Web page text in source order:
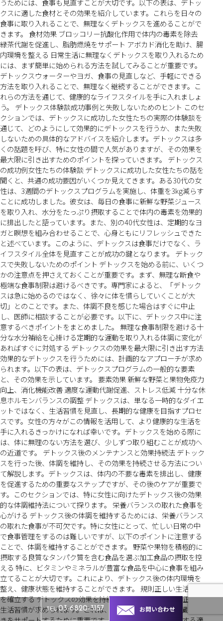
TEL03-6820-3157 お問い合わせ
うためには、食事も見直すことが大切です。以下の表は、デトッ
クスに適した食材とその効果を紹介しています。これらを日々の
食事に取り入れることで、無理なくデトックスを進めることがで
きます。 食材効果 ブロッコリー抗酸化作用で体内の毒素を除去
緑茶代謝を促進し、脂肪燃焼をサポート アボカド消化を助け、腸
内環境を整える 日常生活に無理なくデトックスを取り入れるため
には、まず簡単に始められる方法を試してみることが重要です。
デトックスウォーターやヨガ、食事の見直しなど、手軽にできる
方法を取り入れることで、無理なく継続することができます。こ
れらの方法を通じて、健康的なライフスタイルを手に入れましょ
う。 デトックス体験談成功事例と失敗しないためのヒント このセ
クションでは、デトックスに成功した女性たちの実際の体験談を
通じて、どのようにして効果的にデトックスを行うか、また失敗
しないための具体的なアドバイスを紹介します。デトックスは多
くの話題を呼び、特に女性の間で人気がありますが、その効果を
最大限に引き出すためのポイントを探っていきます。 デトックス
の成功例女性たちの体験談 デトックスに成功した女性たちの話を
聞くと、共通の成功要因がいくつか見えてきます。ある30代の女
性は、3週間のデトックスプログラムを実施し、体重を3kg減らす
ことに成功しました。彼女は、毎日の食事に新鮮な野菜ジュース
を取り入れ、水分をたっぷり摂取することで体内の毒素を効果的
に排出したと語っています。また、別の40代女性は、定期的なヨ
ガと瞑想を組み合わせることで、心身ともにリフレッシュできた
と述べています。このように、デトックスは食事だけでなく、ラ
イフスタイル全体を見直すことが成功の鍵となります。 デトック
スで失敗しないためのポイント デトックスを始める前に、いくつ
かの注意点を押さえておくことが重要です。まず、無理な断食や
極端な食事制限は避けるべきです。専門家によると、「デトック
スは急に始めるのではなく、徐々に体を慣らしていくことが大
切」とのことです。また、体調不良を感じた場合はすぐに中止
し、医師に相談することが必要です。以下に、デトックス中に注
意するべきポイントをまとめました。 無理な食事制限を避ける十
分な水分補給を心掛ける定期的な運動を取り入れる体調に変化が
あればすぐに対処する デトックスの効果を最大限に引き出す方法
効果的なデトックスを行うためには、計画的なアプローチが求め
られます。以下の表は、デトックスプログラムの一般的な要素
と、その効果を示しています。 要素効果 新鮮な野菜と果物免疫力
向上、消化機能改善 適度な運動代謝促進、ストレス低減 十分な休
息ホルモンバランスの調整 デトックスは、単なる一時的なダイエ
ットではなく、生活習慣を見直し、長期的な健康を目指すプロセ
スです。女性の方々がこの情報を活用して、より健康的な生活を
手に入れるきっかけになれば幸いです。デトックスを始める際に
は、体に無理のない方法を選び、少しずつ取り組むことが成功へ
の近道です。 デトックス後のメンテナンスと効果持続法 デトック
スを行った後、体調を維持し、その効果を持続させる方法につい
て解説します。デトックスは、体内の不要な毒素を排出し、健康
を促進するための重要なステップですが、その後のケアが重要で
す。このセクションでは、特に女性に向けたデトックス後の効果
的な体調維持法について探ります。 栄養バランスの取れた食事を
心がける デトックス後の体調を維持するためには、栄養バランス
の取れた食事が不可欠です。特に女性にとって、忙しい日常の中
で食事管理をするのは難しいですが、以下のポイントに注意する
ことで、体調を維持することができます。 野菜や果物を積極的に
摂取する良質なタンパク質を含む食品を選ぶ加工食品の摂取を控
える 特に、ビタミンやミネラルが豊富な食品を中心に食事を組み
立てることが大切です。これにより、デトックス後の体内環境を
整え、健康状態を維持することができます。 規則正しい生活習慣
を確立する デトックスの効果を持続させるためには、規則正しい
生活習慣が求められます。これは、体のリズムを整え、内臓の働